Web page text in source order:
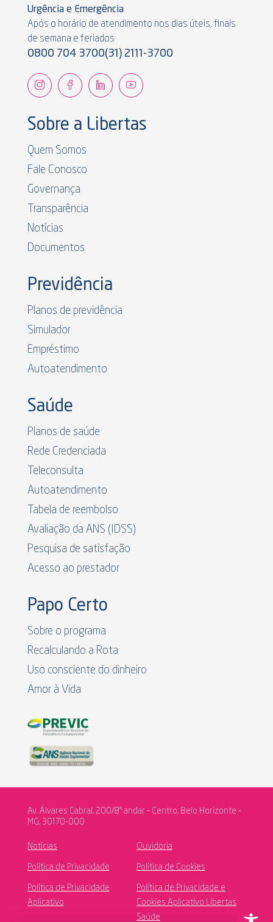
Urgência e Emergência
Após o horário de atendimento nos dias úteis, finais
de semana e feriados
0800 704 3700(31) 2111-3700
Sobre a Libertas
Quem Somos
Fale Conosco
Governança
Transparência
Notícias
Documentos
Previdência
Planos de previdência
Simulador
Empréstimo
Autoatendimento
Saúde
Planos de saúde
Rede Credenciada
Teleconsulta
Autoatendimento
Tabela de reembolso
Avaliação da ANS (IDSS)
Pesquisa de satisfação
Acesso ao prestador
Papo Certo
Sobre o programa
Recalculando a Rota
Uso consciente do dinheiro
Amor à Vida
Av. Álvares Cabral, 200/8º andar - Centro, Belo Horizonte -
MG, 30170-000
Notícias Ouvidoria
Política de Privacidade Política de Cookies
Política de Privacidade
Aplicativo
Política de Privacidade e
Cookies Aplicativo Libertas
Saúde